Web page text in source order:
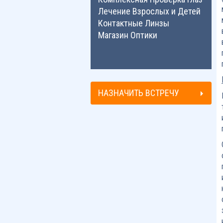
Лечение Взрослых и Детей
Контактные Линзы
Магазин Оптики
НАЗНАЧИТЬ ВСТРЕЧУ